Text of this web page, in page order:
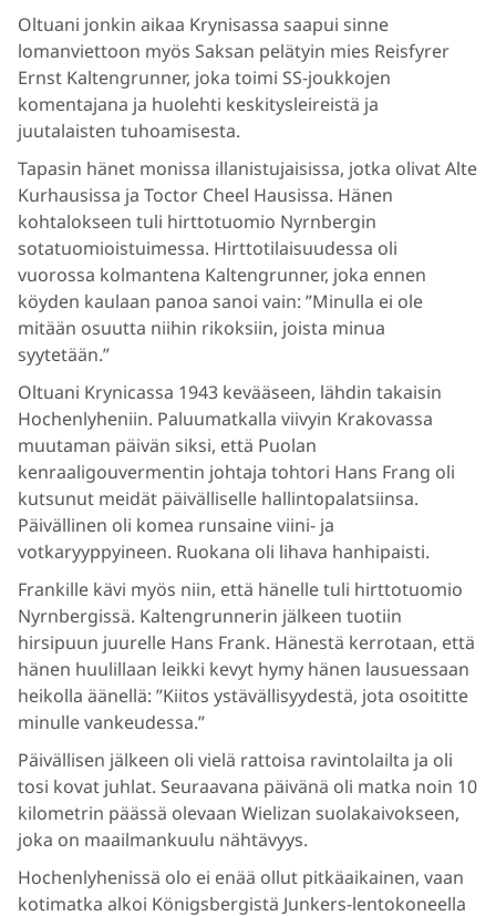
Oltuani jonkin aikaa Krynisassa saapui sinne
lomanviettoon myös Saksan pelätyin mies Reisfyrer
Ernst Kaltengrunner, joka toimi SS-joukkojen
komentajana ja huolehti keskitysleireistä ja
juutalaisten tuhoamisesta.
Tapasin hänet monissa illanistujaisissa, jotka olivat Alte
Kurhausissa ja Toctor Cheel Hausissa. Hänen
kohtalokseen tuli hirttotuomio Nyrnbergin
sotatuomioistuimessa. Hirttotilaisuudessa oli
vuorossa kolmantena Kaltengrunner, joka ennen
köyden kaulaan panoa sanoi vain: ”Minulla ei ole
mitään osuutta niihin rikoksiin, joista minua
syytetään.”
Oltuani Krynicassa 1943 kevääseen, lähdin takaisin
Hochenlyheniin. Paluumatkalla viivyin Krakovassa
muutaman päivän siksi, että Puolan
kenraaligouvermentin johtaja tohtori Hans Frang oli
kutsunut meidät päivälliselle hallintopalatsiinsa.
Päivällinen oli komea runsaine viini- ja
votkaryyppyineen. Ruokana oli lihava hanhipaisti.
Frankille kävi myös niin, että hänelle tuli hirttotuomio
Nyrnbergissä. Kaltengrunnerin jälkeen tuotiin
hirsipuun juurelle Hans Frank. Hänestä kerrotaan, että
hänen huulillaan leikki kevyt hymy hänen lausuessaan
heikolla äänellä: ”Kiitos ystävällisyydestä, jota osoititte
minulle vankeudessa.”
Päivällisen jälkeen oli vielä rattoisa ravintolailta ja oli
tosi kovat juhlat. Seuraavana päivänä oli matka noin 10
kilometrin päässä olevaan Wielizan suolakaivokseen,
joka on maailmankuulu nähtävyys.
Hochenlyhenissä olo ei enää ollut pitkäaikainen, vaan
kotimatka alkoi Königsbergistä Junkers-lentokoneella